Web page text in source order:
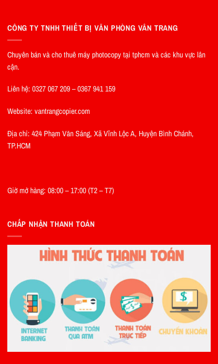
CÔNG TY TNHH THIẾT BỊ VĂN PHÒNG VÂN TRANG
Chuyên bán và cho thuê máy photocopy tại tphcm và các khu vực lân
cận.
Liên hệ: 0327 067 209 – 0367 941 159
Website: vantrangcopier.com
Địa chỉ: 424 Phạm Văn Sáng, Xã Vĩnh Lộc A, Huyện Bình Chánh,
TP.HCM
Giờ mở hàng: 08:00 – 17:00 (T2 – T7)
CHẤP NHẬN THANH TOÁN